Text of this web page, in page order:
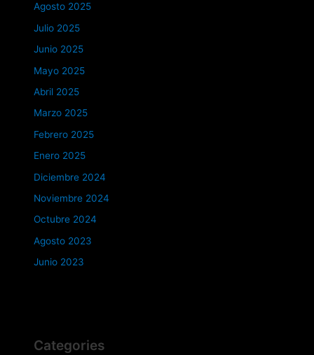
Agosto 2025
Julio 2025
Junio 2025
Mayo 2025
Abril 2025
Marzo 2025
Febrero 2025
Enero 2025
Diciembre 2024
Noviembre 2024
Octubre 2024
Agosto 2023
Junio 2023
Categories